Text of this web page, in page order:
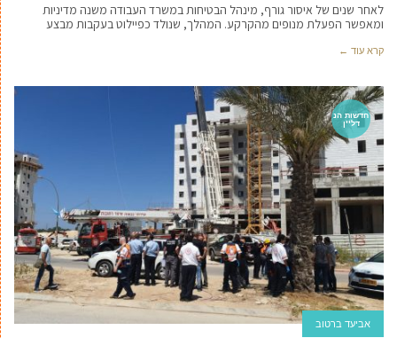
לאחר שנים של איסור גורף, מינהל הבטיחות במשרד העבודה משנה מדיניות
ומאפשר הפעלת מנופים מהקרקע. המהלך, שנולד כפיילוט בעקבות מבצע
קרא עוד ←
חדשות הנ
דל''ן
אביעד ברטוב